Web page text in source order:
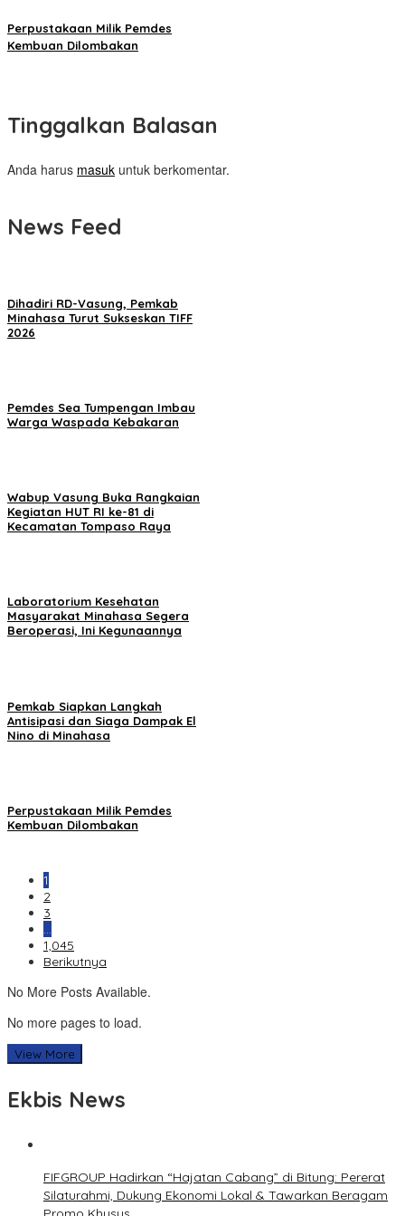
Perpustakaan Milik Pemdes
Kembuan Dilombakan
Tinggalkan Balasan
Anda harus masuk untuk berkomentar.
News Feed
Dihadiri RD-Vasung, Pemkab
Minahasa Turut Sukseskan TIFF
2026
Pemdes Sea Tumpengan Imbau
Warga Waspada Kebakaran
Wabup Vasung Buka Rangkaian
Kegiatan HUT RI ke-81 di
Kecamatan Tompaso Raya
Laboratorium Kesehatan
Masyarakat Minahasa Segera
Beroperasi, Ini Kegunaannya
Pemkab Siapkan Langkah
Antisipasi dan Siaga Dampak El
Nino di Minahasa
Perpustakaan Milik Pemdes
Kembuan Dilombakan
1
2
3
…
1,045
Berikutnya
No More Posts Available.
No more pages to load.
View More
Ekbis News
FIFGROUP Hadirkan “Hajatan Cabang” di Bitung: Pererat
Silaturahmi, Dukung Ekonomi Lokal & Tawarkan Beragam